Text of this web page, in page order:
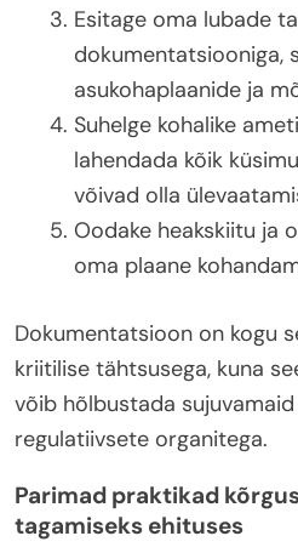
Esitage oma lubade
dokumentatsiooniga,
asukohaplaanide ja
Suhelge kohalike
lahendada kõik
võivad olla
Oodake heakskiitu ja
oma plaane
Dokumentatsioon on kogu
kriitilise tähtsusega, kuna
võib hõlbustada
regulatiivsete organitega.
Parimad praktikad
tagamiseks ehituses